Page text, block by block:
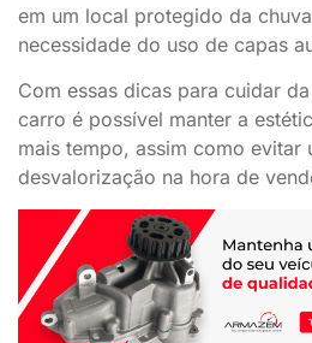
em um local protegido da
necessidade do uso de capas
Com essas dicas para cuidar
carro é possível manter a
mais tempo, assim como evitar
desvalorização na hora de